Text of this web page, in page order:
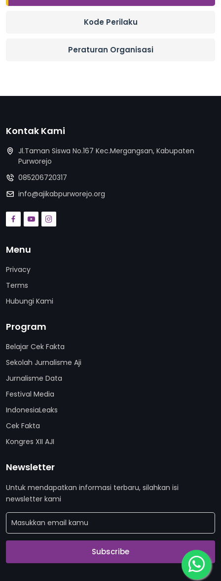
Kode Perilaku
Peraturan Organisasi
Kontak Kami
Jl.Taman Siswa No.167 Kec.Mergangsan, Kabupaten
Purworejo
085206720317
info@ajikabpurworejo.org
Menu
Privacy
Terms
Hubungi Kami
Program
Belajar Cek Fakta
Sekolah Jurnalisme Aji
Jurnalisme Data
Festival Media
IndonesiaLeaks
Cek Fakta
Kongres XII AJI
Newsletter
Untuk mendapatkan informasi terbaru, silahkan isi
newsletter kami
Subscribe